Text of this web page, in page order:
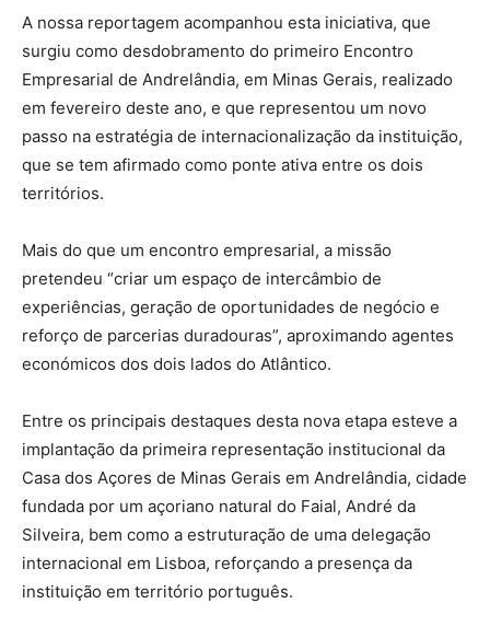
A nossa reportagem acompanhou esta iniciativa, que
surgiu como desdobramento do primeiro Encontro
Empresarial de Andrelândia, em Minas Gerais, realizado
em fevereiro deste ano, e que representou um novo
passo na estratégia de internacionalização da instituição,
que se tem afirmado como ponte ativa entre os dois
territórios.
Mais do que um encontro empresarial, a missão
pretendeu “criar um espaço de intercâmbio de
experiências, geração de oportunidades de negócio e
reforço de parcerias duradouras”, aproximando agentes
económicos dos dois lados do Atlântico.
Entre os principais destaques desta nova etapa esteve a
implantação da primeira representação institucional da
Casa dos Açores de Minas Gerais em Andrelândia, cidade
fundada por um açoriano natural do Faial, André da
Silveira, bem como a estruturação de uma delegação
internacional em Lisboa, reforçando a presença da
instituição em território português.